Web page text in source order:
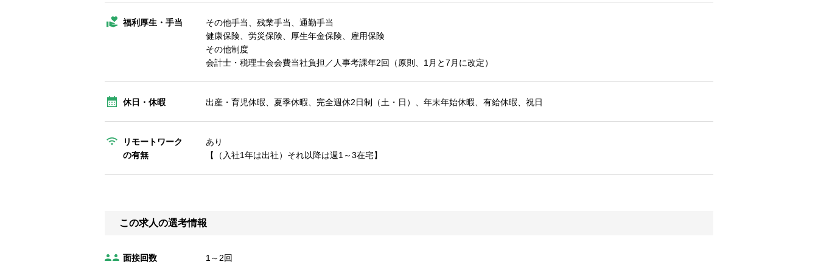
福利厚生・手当
その他手当、残業手当、通勤手当
健康保険、労災保険、厚生年金保険、雇用保険
その他制度
会計士・税理士会会費当社負担／人事考課年2回（原則、1月と7月に改定）
休日・休暇 出産・育児休暇、夏季休暇、完全週休2日制（土・日）、年末年始休暇、有給休暇、祝日
リモートワーク
の有無
あり
【（入社1年は出社）それ以降は週1～3在宅】
この求人の選考情報
面接回数 1～2回